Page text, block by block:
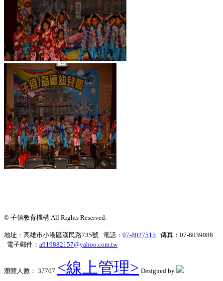
© 子信教育機構 All Rights Reserved.
地址：高雄市小港區漢民路735號 電話： 07-8027515 傳真：07-8039088
電子郵件： a919882157@yahoo.com.tw
瀏覽人數： 37707 <線上管理> Designed by